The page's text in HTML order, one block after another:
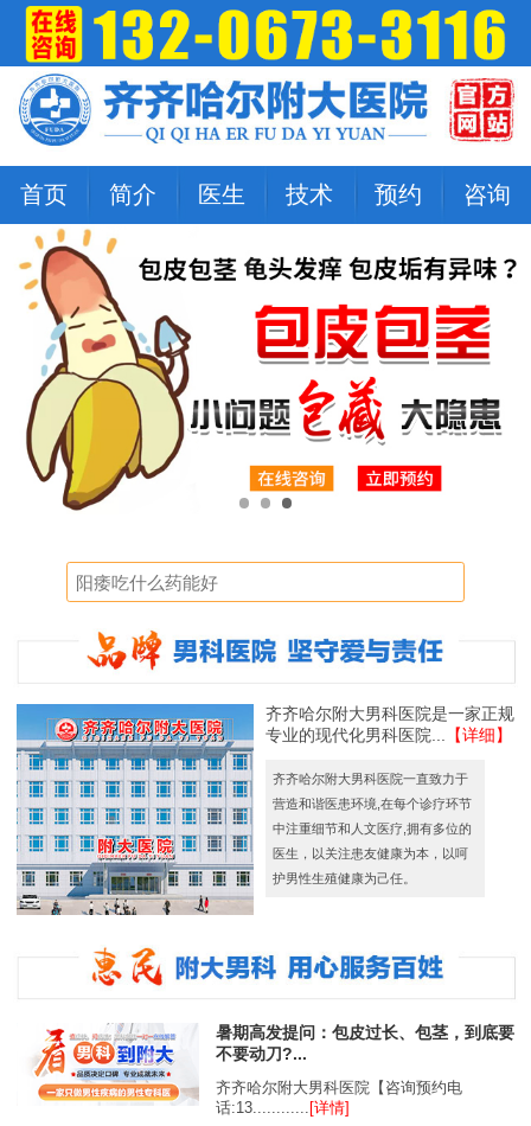
首页 简介 医生 技术 预约 咨询
齐齐哈尔附大男科医院是一家正规
专业的现代化男科医院...
【详细】
齐齐哈尔附大男科医院一直致力于
营造和谐医患环境,在每个诊疗环节
中注重细节和人文医疗,拥有多位的
医生，以关注患友健康为本，以呵
护男性生殖健康为己任。
暑期高发提问：包皮过长、包茎，到底要
不要动刀?...
齐齐哈尔附大男科医院【咨询预约电
话:13............ [详情]